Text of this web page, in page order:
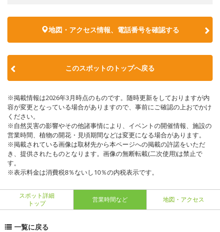
地図・アクセス情報、電話番号を確認する
このスポットのトップへ戻る
※掲載情報は2026年3月時点のものです。随時更新をしておりますが内
容が変更となっている場合がありますので、事前にご確認の上おでかけ
ください。
※自然災害の影響やその他諸事情により、イベントの開催情報、施設の
営業時間、植物の開花・見頃期間などは変更になる場合があります。
※掲載されている画像は取材先から本ページへの掲載の許諾をいただ
き、提供されたものとなります。画像の無断転載(二次使用)は禁止で
す。
※表示料金は消費税8％ないし10％の内税表示です。
スポット詳細
トップ
営業時間など 地図・アクセス
一覧に戻る